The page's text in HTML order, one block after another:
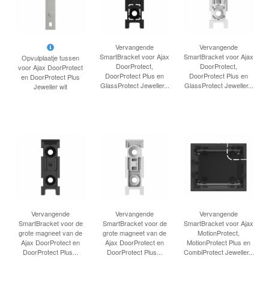
Opvulplaatje tussen
voor Ajax DoorProtect
en DoorProtect Plus
Jeweller wit
Vervangende
SmartBracket voor Ajax
DoorProtect,
DoorProtect Plus en
GlassProtect Jeweller...
Vervangende
SmartBracket voor Ajax
DoorProtect,
DoorProtect Plus en
GlassProtect Jeweller...
Vervangende
SmartBracket voor de
grote magneet van de
Ajax DoorProtect en
DoorProtect Plus...
Vervangende
SmartBracket voor de
grote magneet van de
Ajax DoorProtect en
DoorProtect Plus...
Vervangende
SmartBracket voor Ajax
MotionProtect,
MotionProtect Plus en
CombiProtect Jeweller...